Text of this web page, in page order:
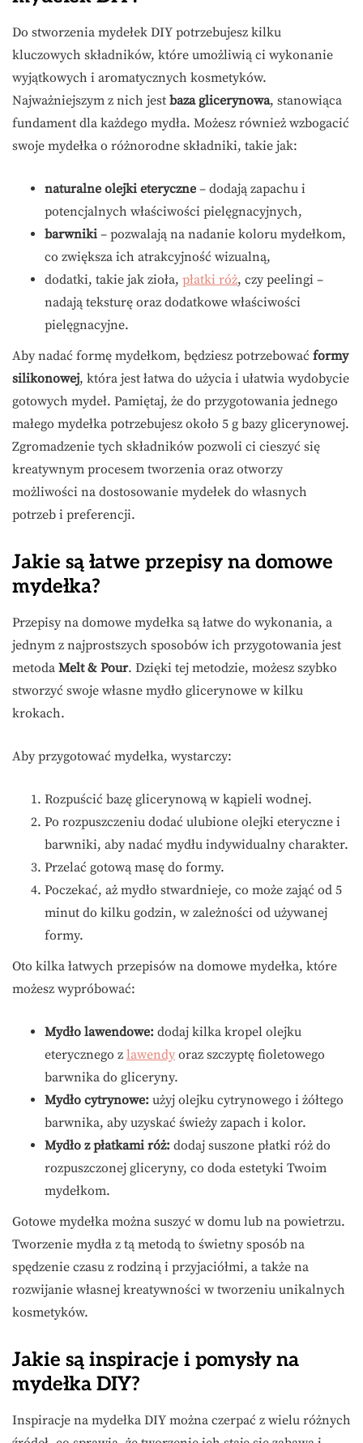
Do stworzenia mydełek DIY potrzebujesz kilku
kluczowych składników, które umożliwią ci wykonanie
wyjątkowych i aromatycznych kosmetyków.
Najważniejszym z nich jest baza glicerynowa, stanowiąca
fundament dla każdego mydła. Możesz również wzbogacić
swoje mydełka o różnorodne składniki, takie jak:
naturalne olejki eteryczne – dodają zapachu i
potencjalnych właściwości pielęgnacyjnych,
barwniki – pozwalają na nadanie koloru mydełkom,
co zwiększa ich atrakcyjność wizualną,
dodatki, takie jak zioła, płatki róż, czy peelingi –
nadają teksturę oraz dodatkowe właściwości
pielęgnacyjne.
Aby nadać formę mydełkom, będziesz potrzebować formy
silikonowej, która jest łatwa do użycia i ułatwia wydobycie
gotowych mydeł. Pamiętaj, że do przygotowania jednego
małego mydełka potrzebujesz około 5 g bazy glicerynowej.
Zgromadzenie tych składników pozwoli ci cieszyć się
kreatywnym procesem tworzenia oraz otworzy
możliwości na dostosowanie mydełek do własnych
potrzeb i preferencji.
Jakie są łatwe przepisy na domowe
mydełka?
Przepisy na domowe mydełka są łatwe do wykonania, a
jednym z najprostszych sposobów ich przygotowania jest
metoda Melt & Pour. Dzięki tej metodzie, możesz szybko
stworzyć swoje własne mydło glicerynowe w kilku
krokach.
Aby przygotować mydełka, wystarczy:
Rozpuścić bazę glicerynową w kąpieli wodnej.
Po rozpuszczeniu dodać ulubione olejki eteryczne i
barwniki, aby nadać mydłu indywidualny charakter.
Przelać gotową masę do formy.
Poczekać, aż mydło stwardnieje, co może zająć od 5
minut do kilku godzin, w zależności od używanej
formy.
Oto kilka łatwych przepisów na domowe mydełka, które
możesz wypróbować:
Mydło lawendowe: dodaj kilka kropel olejku
eterycznego z lawendy oraz szczyptę fioletowego
barwnika do gliceryny.
Mydło cytrynowe: użyj olejku cytrynowego i żółtego
barwnika, aby uzyskać świeży zapach i kolor.
Mydło z płatkami róż: dodaj suszone płatki róż do
rozpuszczonej gliceryny, co doda estetyki Twoim
mydełkom.
Gotowe mydełka można suszyć w domu lub na powietrzu.
Tworzenie mydła z tą metodą to świetny sposób na
spędzenie czasu z rodziną i przyjaciółmi, a także na
rozwijanie własnej kreatywności w tworzeniu unikalnych
kosmetyków.
Jakie są inspiracje i pomysły na
mydełka DIY?
Inspiracje na mydełka DIY można czerpać z wielu różnych